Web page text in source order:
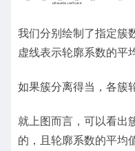
我们分别绘制了指定簇
虚线表示轮廓系数的平
如果簇分离得当，各簇
就上图而言，可以看出
的，且轮廓系数的平均